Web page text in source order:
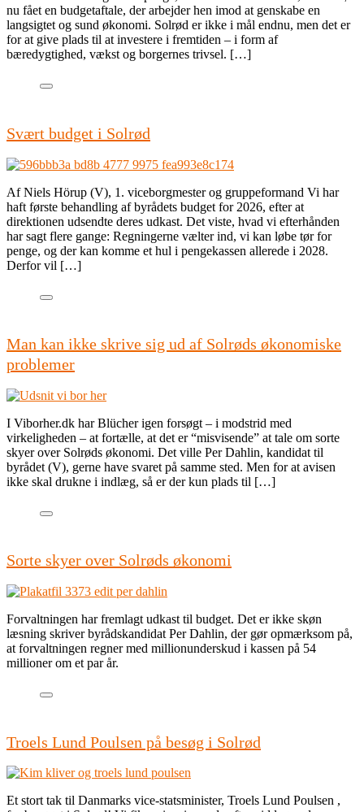
nu fået en budgetaftale, der arbejder hen imod at genskabe en
langsigtet og sund økonomi. Solrød er ikke i mål endnu, men det er
for at give plads til at investere i fremtiden – i form af
bæredygtighed, vækst og borgernes trivsel. […]
Svært budget i Solrød
Af Niels Hörup (V), 1. viceborgmester og gruppeformand Vi har
haft første behandling af byrådets budget for 2026, efter at
direktionen udsendte deres udkast. Det viste, hvad vi efterhånden
har sagt flere gange: Regningerne vælter ind, vi kan løbe tør for
penge, og der kan komme et hul i pengekassen allerede i 2028.
Derfor vil […]
Man kan ikke skrive sig ud af Solrøds økonomiske
problemer
I Viborher.dk har Blücher igen forsøgt – i modstrid med
virkeligheden – at fortælle, at det er “misvisende” at tale om sorte
skyer over Solrøds økonomi. Det ville Per Dahlin, kandidat til
byrådet (V), gerne have svaret på samme sted. Men for at avisen
ikke skal drukne i indlæg, så er der kun plads til […]
Sorte skyer over Solrøds økonomi
Forvaltningen har fremlagt udkast til budget. Det er ikke skøn
læsning skriver byrådskandidat Per Dahlin, der gør opmærksom på,
at forvaltningen regner med millionunderskud i kassen på 54
millioner om et par år.
Troels Lund Poulsen på besøg i Solrød
Et stort tak til Danmarks vice-statsminister, Troels Lund Poulsen ,